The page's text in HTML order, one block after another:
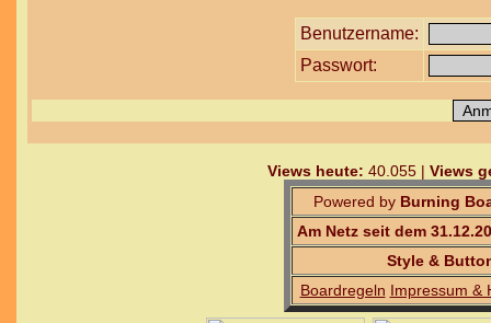
Benutzername:
Passwort:
Views heute: 40.055 | Views
Powered by Burning
Am Netz seit dem
Style &
Boardregeln Impressum &